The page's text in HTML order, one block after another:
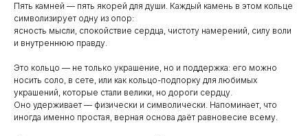
Пять камней — пять якорей для души. Каждый камень в этом кольце
символизирует одну из опор:
ясность мысли, спокойствие сердца, чистоту намерений, силу воли
и внутреннюю правду.
Это кольцо — не только украшение, но и поддержка: его можно
носить соло, в сете, или как кольцо-подпорку для любимых
украшений, которые стали велики, но дороги сердцу.
Оно удерживает — физически и символически. Напоминает, что
иногда именно простая, верная основа даёт равновесие всему.